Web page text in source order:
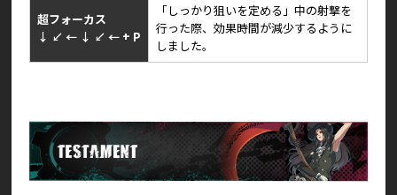
超フォーカス
↓ ↙ ← ↓ ↙ ← + P
「しっかり狙いを定める」中の射撃を
行った際、効果時間が減少するように
しました。